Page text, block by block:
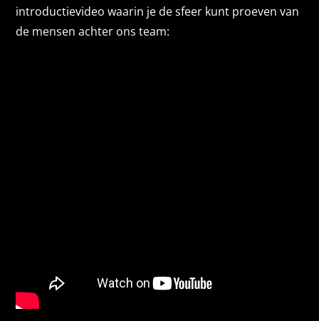
introductievideo waarin je de sfeer kunt proeven van
de mensen achter ons team: